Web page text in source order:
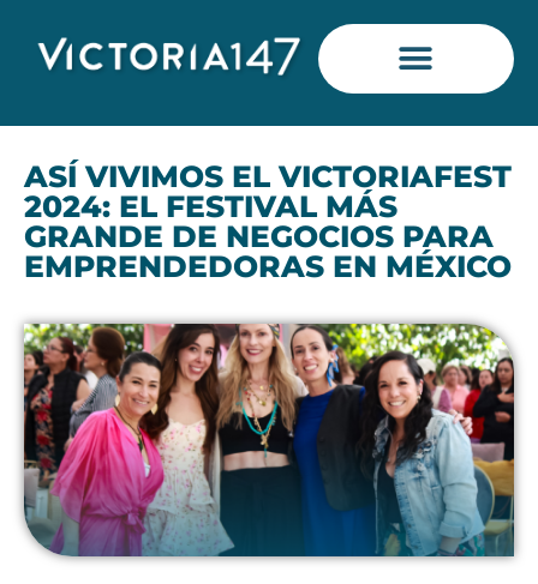
Saltar
contenido
ASÍ VIVIMOS EL VICTORIAFEST
2024: EL FESTIVAL MÁS
GRANDE DE NEGOCIOS PARA
EMPRENDEDORAS EN MÉXICO